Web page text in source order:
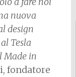
nuova
design
Tesla
Made in
fondatore